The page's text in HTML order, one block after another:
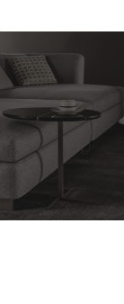
2